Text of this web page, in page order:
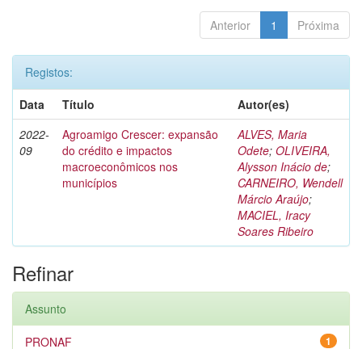
Anterior 1 Próxima
Registos:
Data
Título
Autor(es)
2022-
09
Agroamigo Crescer: expansão
do crédito e impactos
macroeconômicos nos
municípios
ALVES, Maria
Odete; OLIVEIRA,
Alysson Inácio de;
CARNEIRO, Wendell
Márcio Araújo;
MACIEL, Iracy
Soares Ribeiro
Refinar
Assunto
1
PRONAF